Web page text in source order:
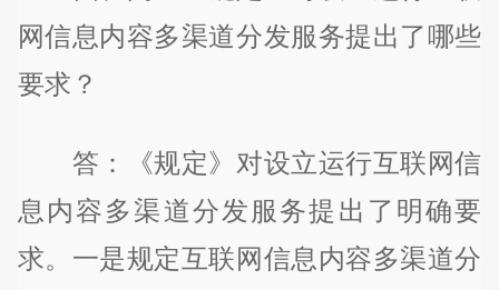
网信息内容多渠道分发服务提出了哪些
要求？
答：《规定》对设立运行互联网信
息内容多渠道分发服务提出了明确要
求。一是规定互联网信息内容多渠道分